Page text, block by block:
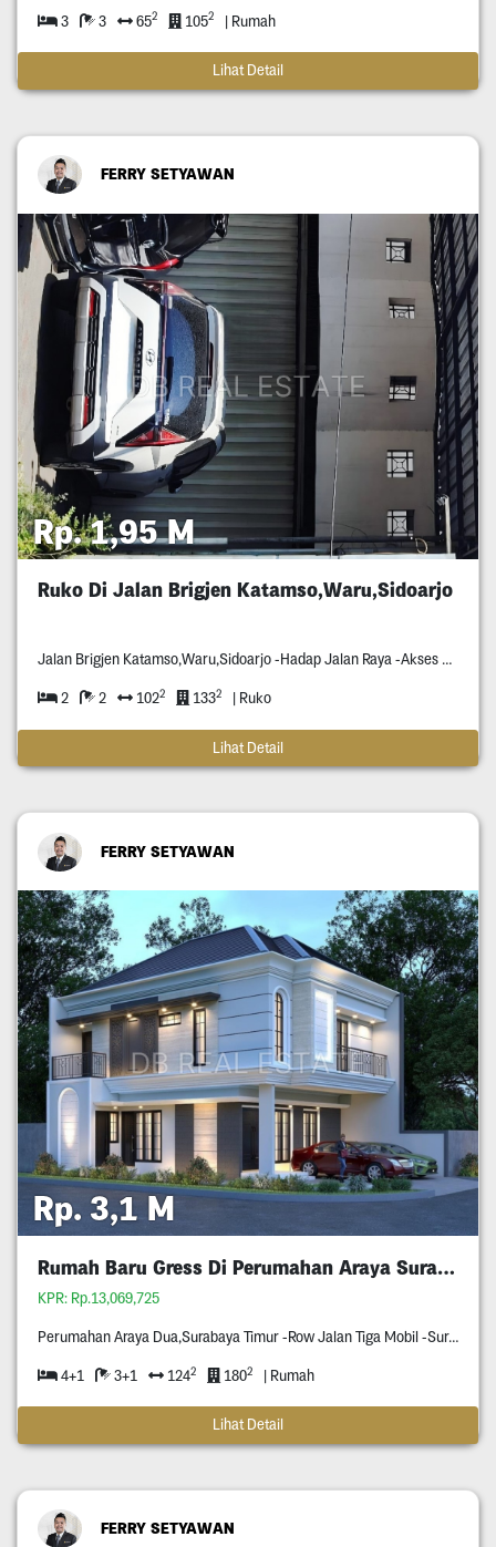
3 3 652 1052 | Rumah
Lihat Detail
FERRY SETYAWAN
Rp. 1,95 M
Ruko Di Jalan Brigjen Katamso,Waru,Sidoarjo
Jalan Brigjen Katamso,Waru,Sidoarjo -Hadap Jalan Raya -Akses Bisa Dilewati Container -Disekitaran Situ Banyak Pabrik Pabrik -Dekat Exit Tol
2 2 1022 1332 | Ruko
Lihat Detail
FERRY SETYAWAN
Rp. 3,1 M
Rumah Baru Gress Di Perumahan Araya Surabaya
KPR: Rp.13,069,725
Perumahan Araya Dua,Surabaya Timur -Row Jalan Tiga Mobil -Surat Shm -Hook (Hadap Selatan & Barat)
4+1 3+1 1242 1802 | Rumah
Lihat Detail
FERRY SETYAWAN